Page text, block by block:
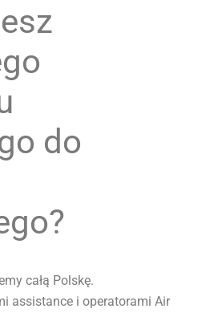
do
całą Polskę.
assistance i operatorami Air